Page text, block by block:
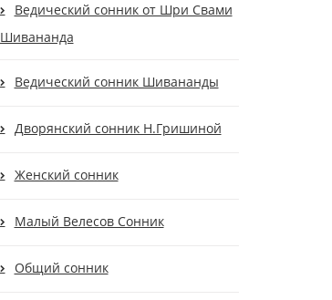
Ведический сонник от Шри Свами
Шивананда
Ведический сонник Шивананды
Дворянский сонник Н.Гришиной
Женский сонник
Малый Велесов Сонник
Общий сонник